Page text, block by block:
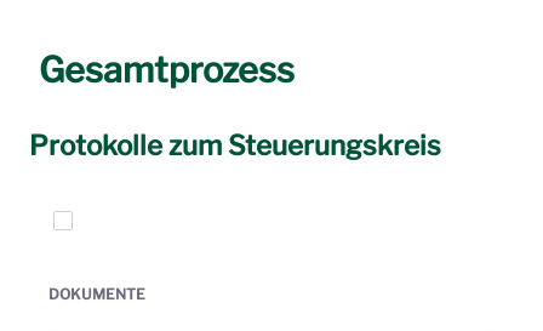
Gesamtprozess
Protokolle zum Steuerungskreis
Elemente auswählen
DOKUMENTE